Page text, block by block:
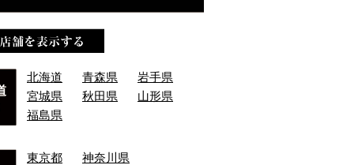
北海道 青森県
岩手県
宮城県
秋田県
山形県
福島県
東京都
神奈川県